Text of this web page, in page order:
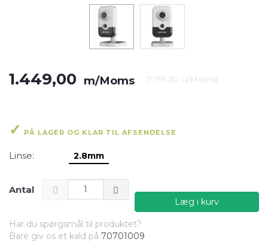
1.449,00 m/Moms (1.159,20 u/Moms)
PÅ LAGER OG KLAR TIL AFSENDELSE
Linse: 2.8mm
Antal
Læg i kurv
Har du spørgsmål til produktet?
Bare giv os et kald på 70701009